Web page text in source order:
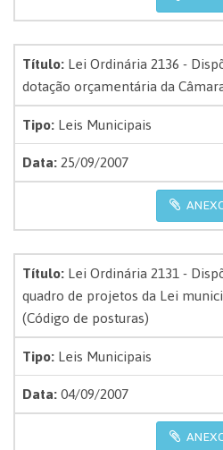
Título:Lei Ordinária 2136 -
dotação orçamentária da
Tipo:Leis Municipais
Data:25/09/2007
Título:Lei Ordinária 2131 -
quadro de projetos da Lei
(Código de posturas)
Tipo:Leis Municipais
Data:04/09/2007